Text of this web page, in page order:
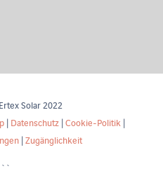
Solar 2022
| Datenschutz|Cookie-Politik |
|Zugänglichkeit
``